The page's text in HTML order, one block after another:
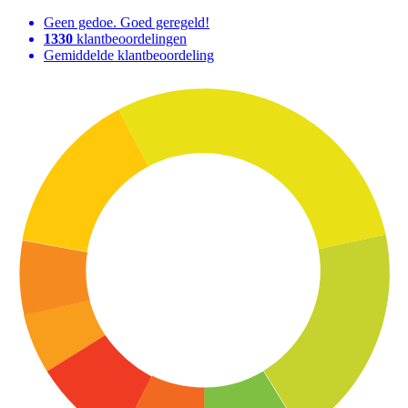
Geen gedoe. Goed geregeld!
1330 klantbeoordelingen
Gemiddelde klantbeoordeling